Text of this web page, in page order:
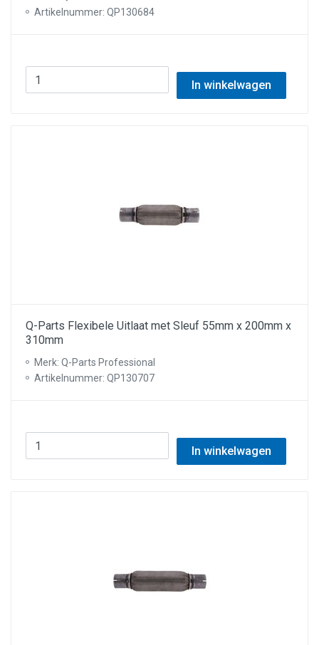
Artikelnummer: QP130684
In winkelwagen
Q-Parts Flexibele Uitlaat met Sleuf 55mm x 200mm x
310mm
Merk: Q-Parts Professional
Artikelnummer: QP130707
In winkelwagen